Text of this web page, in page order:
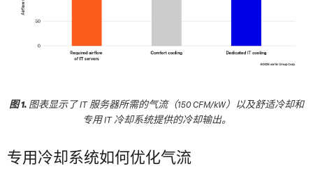
图 1. 图表显示了 IT 服务器所需的气流（150 CFM/kW）以及舒适冷却和
专用 IT 冷却系统提供的冷却输出。
专用冷却系统如何优化气流